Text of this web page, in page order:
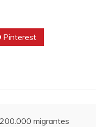
Pinterest
migrantes